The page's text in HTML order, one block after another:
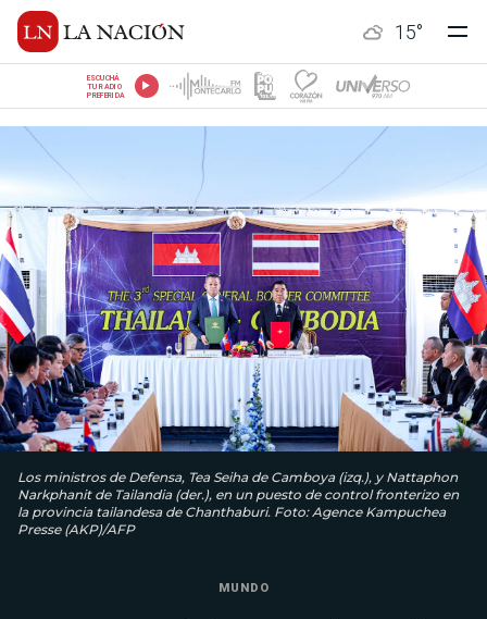
15°
ESCUCHÁ
TU RADIO
PREFERIDA
Los ministros de Defensa, Tea Seiha de Camboya (izq.), y Nattaphon
Narkphanit de Tailandia (der.), en un puesto de control fronterizo en
la provincia tailandesa de Chanthaburi. Foto: Agence Kampuchea
Presse (AKP)/AFP
MUNDO